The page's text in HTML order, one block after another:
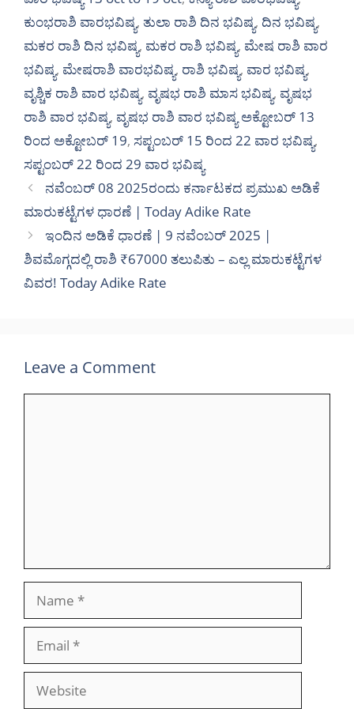
ಕುಂಭರಾಶಿ ವಾರಭವಿಷ್ಯ, ತುಲಾ ರಾಶಿ ದಿನ ಭವಿಷ್ಯ, ದಿನ ಭವಿಷ್ಯ,
ಮಕರ ರಾಶಿ ದಿನ ಭವಿಷ್ಯ, ಮಕರ ರಾಶಿ ಭವಿಷ್ಯ, ಮೇಷ ರಾಶಿ ವಾರ
ಭವಿಷ್ಯ, ಮೇಷರಾಶಿ ವಾರಭವಿಷ್ಯ, ರಾಶಿ ಭವಿಷ್ಯ, ವಾರ ಭವಿಷ್ಯ,
ವೃಶ್ಚಿಕ ರಾಶಿ ವಾರ ಭವಿಷ್ಯ, ವೃಷಭ ರಾಶಿ ಮಾಸ ಭವಿಷ್ಯ, ವೃಷಭ
ರಾಶಿ ವಾರ ಭವಿಷ್ಯ, ವೃಷಭ ರಾಶಿ ವಾರ ಭವಿಷ್ಯ ಅಕ್ಟೋಬರ್ 13
ರಿಂದ ಅಕ್ಟೋಬರ್ 19, ಸಪ್ಟಂಬರ್‌ 15 ರಿಂದ 22 ವಾರ ಭವಿಷ್ಯ,
ಸಪ್ಟಂಬರ್‌ 22 ರಿಂದ 29 ವಾರ ಭವಿಷ್ಯ
ನವೆಂಬರ್ 08 2025ರಂದು ಕರ್ನಾಟಕದ ಪ್ರಮುಖ ಅಡಿಕೆ
ಮಾರುಕಟ್ಟೆಗಳ ಧಾರಣೆ | Today Adike Rate
ಇಂದಿನ ಅಡಿಕೆ ಧಾರಣೆ | 9 ನವೆಂಬರ್ 2025 |
ಶಿವಮೊಗ್ಗದಲ್ಲಿ ರಾಶಿ ₹67000 ತಲುಪಿತು – ಎಲ್ಲ ಮಾರುಕಟ್ಟೆಗಳ
ವಿವರ! Today Adike Rate
Leave a Comment
Website